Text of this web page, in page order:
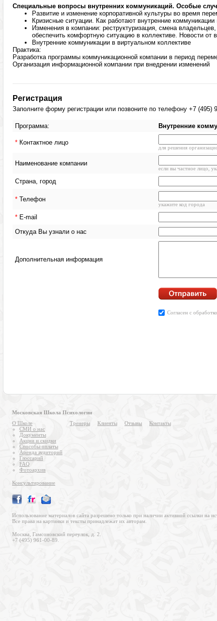
Специальные вопросы внутренних коммуникаций. Особые
Развитие и изменение корпоративной культуры во время
Кризисные ситуации. Как работают внутренние коммуникации
Изменения в компании: реструктуризация, смена
обеспечить комфортную ситуацию в коллективе. Новости от
Внутренние коммуникации в виртуальном коллективе
Практика:
Разработка программы коммуникационной компании в период
Организация информационной компании при внедрении изменений
Регистрация
Заполните форму регистрации или позвоните по телефону +7 (495)
Московская Школа Психологии
О Школе
СМИ о нас
Документы
Акции и скидки
Способы оплаты
Аренда аудиторий
Глоссарий
FAQ
Фотоархив
Тренеры Клиенты Отзывы Контакты
Консультирование
Использование материалов сайта разрешено только при наличии активной ссылки на
Все права на картинки и тексты принадлежат их авторам.
Москва, Гамсоновский переулок, д. 2.
+7 (495) 961-00-89.